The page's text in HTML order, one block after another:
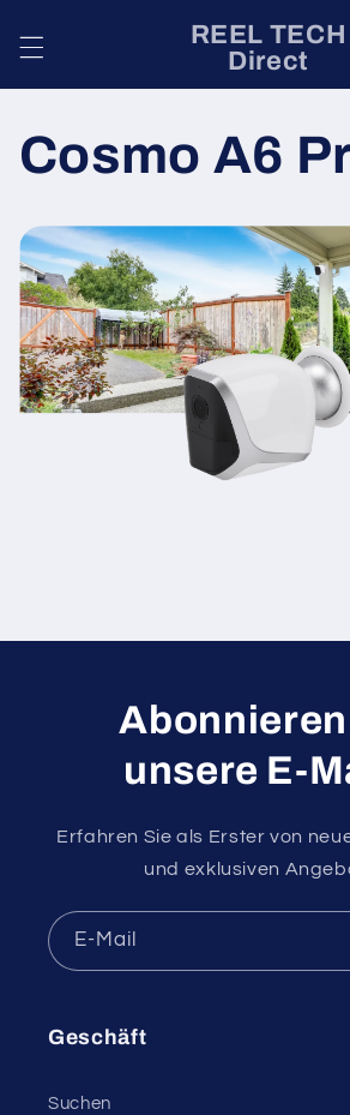
Inhalt
REEL TECH
Direct
Cosmo A6
unsere E-
Erfahren Sie als Erster von
und exklusiven
E-Mail
Geschäft
Suchen